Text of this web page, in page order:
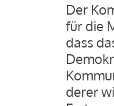
Der
für die
dass
derer